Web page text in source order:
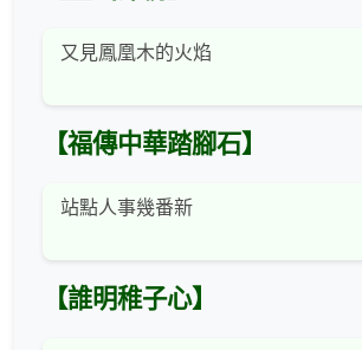
又見鳳凰木的火焰
【福傳中華踏腳石】
站點人事幾番新
【誰明稚子心】